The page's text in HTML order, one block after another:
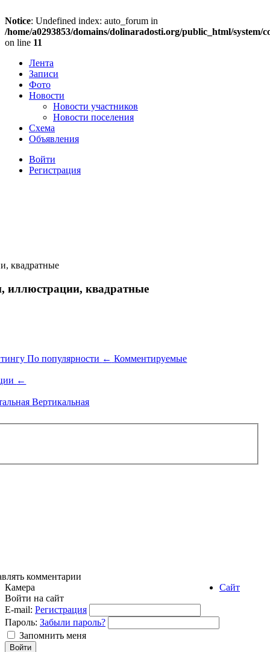
Notice: Undefined index: auto_forum in
/home/a0293853/domains/dolinaradosti.org/public_html/
on line 11
Лента
Записи
Фото
Новости
Новости участников
Новости поселения
Схема
Объявления
Войти
Регистрация
квадратные
квадратные
По популярности ← Комментируемые
←
Вертикальная
комментарии
Камера
Войти на сайт
E-mail: Регистрация
Пароль: Забыли пароль?
Запомнить меня
Сайт